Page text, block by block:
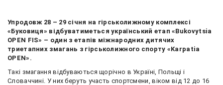
Упродовж 28 – 29 січня на гірськолижному комплексі
«Буковиця» відбуватиметься український етап «Bukovytsia
OPEN FIS» – один з етапів міжнародних дитячих
триетапних змагань з гірськолижного спорту «Karpatia
OPEN».
Такі змагання відбуваються щорічно в Україні, Польщі і
Словаччині. У них беруть участь спортсмени, віком від 12 до 16